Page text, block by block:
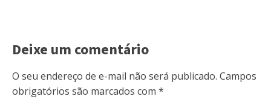
Deixe um comentário
O seu endereço de e-mail não será publicado. Campos
obrigatórios são marcados com *